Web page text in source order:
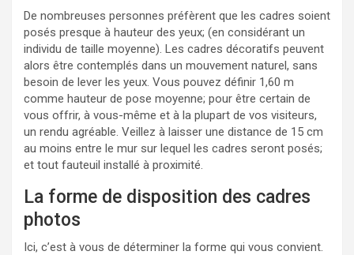
De nombreuses personnes préfèrent que les cadres soient
posés presque à hauteur des yeux; (en considérant un
individu de taille moyenne). Les cadres décoratifs peuvent
alors être contemplés dans un mouvement naturel, sans
besoin de lever les yeux. Vous pouvez définir 1,60 m
comme hauteur de pose moyenne; pour être certain de
vous offrir, à vous-même et à la plupart de vos visiteurs,
un rendu agréable. Veillez à laisser une distance de 15 cm
au moins entre le mur sur lequel les cadres seront posés;
et tout fauteuil installé à proximité.
La forme de disposition des cadres
photos
Ici, c’est à vous de déterminer la forme qui vous convient.